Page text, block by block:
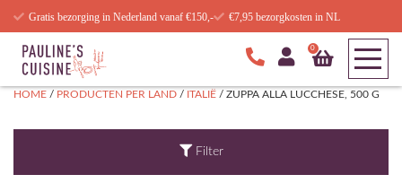
Gratis bezorging in Nederland vanaf €150,- €7,95 bezorgkosten in NL
0
HOME / PRODUCTEN PER LAND / ITALIË / ZUPPA ALLA LUCCHESE, 500 G
Filter